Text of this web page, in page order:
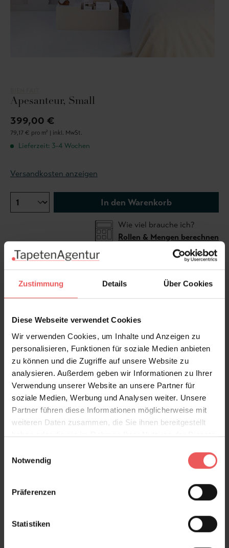
Zustimmung Details Über Cookies
Diese Webseite verwendet Cookies
Wir verwenden Cookies, um Inhalte und Anzeigen zu
personalisieren, Funktionen für soziale Medien anbieten
zu können und die Zugriffe auf unsere Website zu
analysieren. Außerdem geben wir Informationen zu Ihrer
Verwendung unserer Website an unsere Partner für
soziale Medien, Werbung und Analysen weiter. Unsere
Partner führen diese Informationen möglicherweise mit
weiteren Daten zusammen, die Sie ihnen bereitgestellt
haben oder die sie im Rahmen Ihrer Nutzung der Dienste
Notwendig
Präferenzen
Statistiken
Apesanteur, Small
399,00 €
79,17 € pro m² | inkl. MwSt.
Lieferzeit: 3-4 Wochen
Versandkosten anzeigen
In den Warenkorb
Wie viel brauche ich?
Rollen & Mengen berechnen
Durch die Manipulation von schwebenden Formen, die sich
erforschen.
Produktdetails
Versand & Zahlung
Bewertungen
FAQ Teilen!
Sie haben Fragen zum Produkt?